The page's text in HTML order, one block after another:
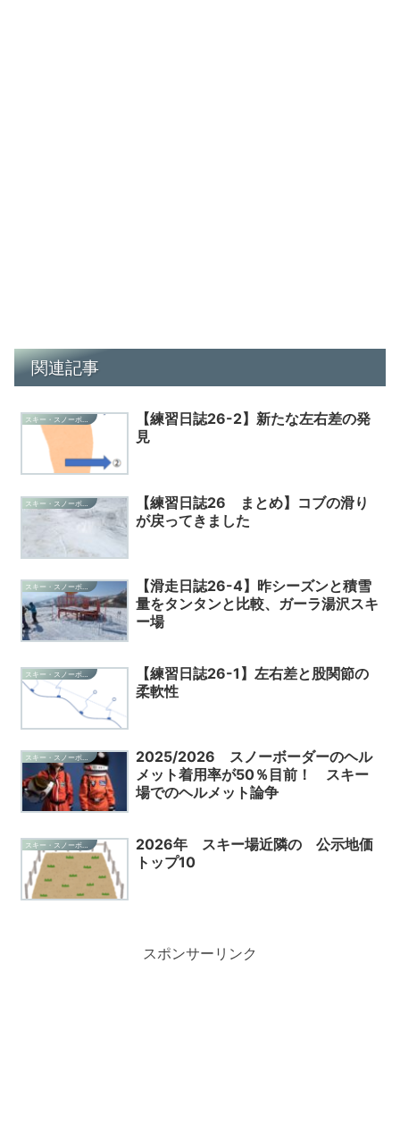
関連記事
スキー・スノーボード・雑記
【練習日誌26-2】新たな左右差の発
見
【練習日誌26 まとめ】コブの滑り
が戻ってきました
スキー・スノーボード・雑記
【滑走日誌26-4】昨シーズンと積雪
量をタンタンと比較、ガーラ湯沢スキ
ー場
【練習日誌26-1】左右差と股関節の
柔軟性
スキー・スノーボード・雑記
2025/2026 スノーボーダーのヘル
メット着用率が50％目前！ スキー
場でのヘルメット論争
スキー・スノーボード・雑記
2026年 スキー場近隣の 公示地価
トップ10
スポンサーリンク